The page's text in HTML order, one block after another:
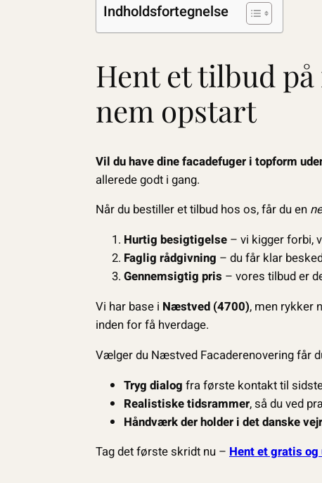
Indholdsfortegnelse
Hent et tilbud
nem opstart
Vil du have dine facadefuger i topform
allerede godt i gang.
Når du bestiller et tilbud hos os, får du en
Hurtig besigtigelse – vi kigger forbi,
Faglig rådgivning – du får klar
Gennemsigtig pris – vores tilbud er
Vi har base i Næstved (4700), men rykker
inden for få hverdage.
Vælger du Næstved Facaderenovering får
Tryg dialog fra første kontakt til
Realistiske tidsrammer, så du ved
Håndværk der holder i det danske vejr
Tag det første skridt nu – Hent et gratis